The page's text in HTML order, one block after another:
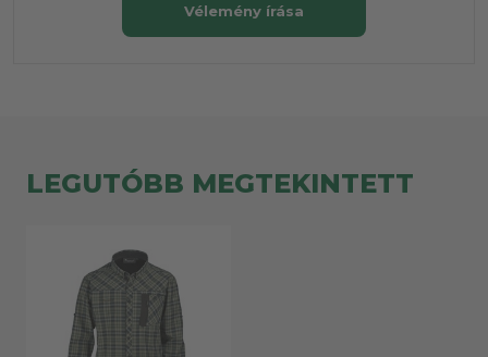
Vélemény írása
LEGUTÓBB MEGTEKINTETT